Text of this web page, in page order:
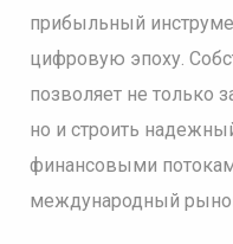
прибыльный
цифровую эпоху.
позволяет не только
но и строить
финансовыми
международный